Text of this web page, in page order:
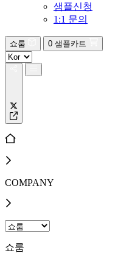
샘플신청
1:1 문의
쇼룸 0 샘플카트
COMPANY
쇼룸